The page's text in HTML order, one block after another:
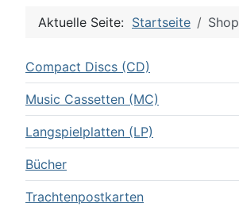
Aktuelle Seite: Startseite Shop
Compact Discs (CD)
Music Cassetten (MC)
Langspielplatten (LP)
Bücher
Trachtenpostkarten